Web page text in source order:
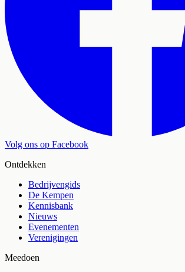
Volg ons op Facebook
Ontdekken
Bedrijvengids
De Kempen
Kennisbank
Nieuws
Evenementen
Verenigingen
Meedoen